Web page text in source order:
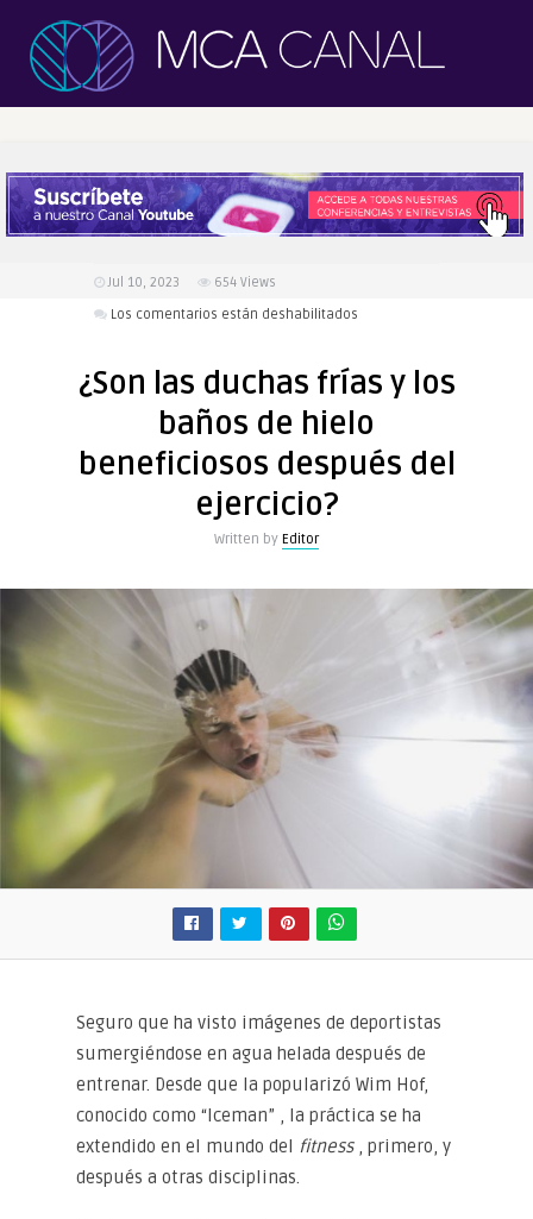
Jul 10, 2023 654 Views
Los comentarios están deshabilitados
duchas
frías
los
¿Son las duchas frías y los
baños de hielo
beneficiosos después del
ejercicio?
Written by Editor
Seguro que ha visto imágenes de deportistas
sumergiéndose en agua helada después de
entrenar. Desde que la popularizó Wim Hof,
conocido como “Iceman” , la práctica se ha
extendido en el mundo del fitness, primero, y
después a otras disciplinas.